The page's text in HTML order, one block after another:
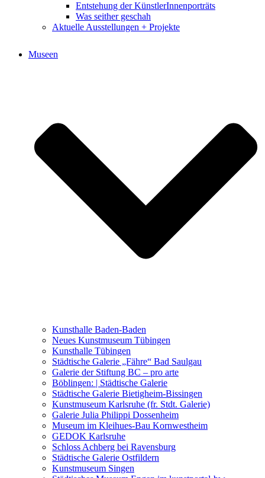
Entstehung der KünstlerInnenporträts
Was seither geschah
Aktuelle Ausstellungen + Projekte
Was seither geschah
Kunstwettbewerbe, Ausschreibungen für Künstler
Museen
Kunsthalle Baden-Baden
Neues Kunstmuseum Tübingen
Kunsthalle Tübingen
Städtische Galerie „Fähre“ Bad Saulgau
Galerie der Stiftung BC – pro arte
Böblingen: | Städtische Galerie
Städtische Galerie Bietigheim-Bissingen
Kunstmuseum Karlsruhe (fr. Stdt. Galerie)
Galerie Julia Philippi Dossenheim
Museum im Kleihues-Bau Kornwestheim
GEDOK Karlsruhe
Schloss Achberg bei Ravensburg
Städtische Galerie Ostfildern
Kunstmuseum Singen